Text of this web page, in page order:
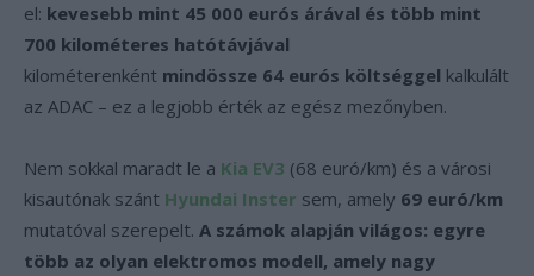
el: kevesebb mint 45 000 eurós árával és több mint
700 kilométeres hatótávjával
kilométerenként mindössze 64 eurós költséggel kalkulált
az ADAC – ez a legjobb érték az egész mezőnyben.
Nem sokkal maradt le a Kia EV3 (68 euró/km) és a városi
kisautónak szánt Hyundai Inster sem, amely 69 euró/km
mutatóval szerepelt. A számok alapján világos: egyre
több az olyan elektromos modell, amely nagy